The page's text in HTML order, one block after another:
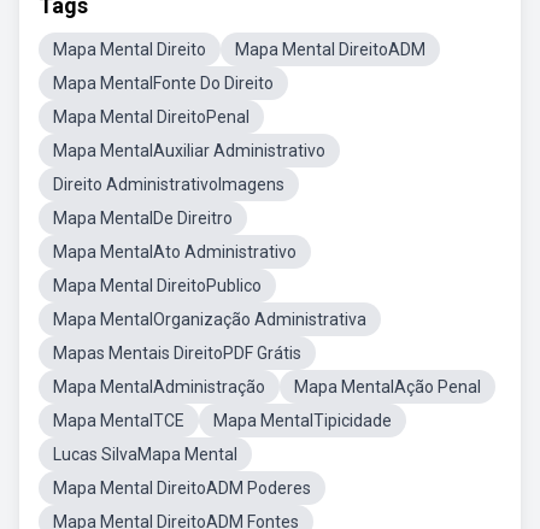
Tags
Mapa Mental Direito
Mapa Mental DireitoADM
Mapa MentalFonte Do Direito
Mapa Mental DireitoPenal
Mapa MentalAuxiliar Administrativo
Direito AdministrativoImagens
Mapa MentalDe Direitro
Mapa MentalAto Administrativo
Mapa Mental DireitoPublico
Mapa MentalOrganização Administrativa
Mapas Mentais DireitoPDF Grátis
Mapa MentalAdministração
Mapa MentalAção Penal
Mapa MentalTCE
Mapa MentalTipicidade
Lucas SilvaMapa Mental
Mapa Mental DireitoADM Poderes
Mapa Mental DireitoADM Fontes